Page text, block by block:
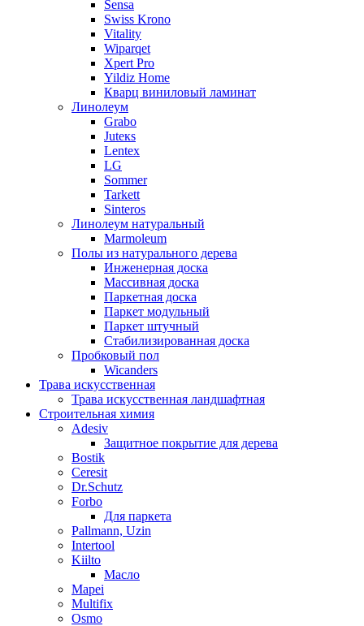
Sensa
Swiss Krono
Vitality
Wiparqet
Xpert Pro
Yildiz Home
Кварц виниловый ламинат
Линолеум
Grabo
Juteкs
Lentex
LG
Sommer
Tarkett
Sinteros
Линолеум натуральный
Marmoleum
Полы из натурального дерева
Инженерная доска
Массивная доска
Паркетная доска
Паркет модульный
Паркет штучный
Стабилизированная доска
Пробковый пол
Wicanders
Трава искусственная
Трава искусственная ландшафтная
Строительная химия
Adesiv
Защитное покрытие для дерева
Bostik
Ceresit
Dr.Schutz
Forbo
Для паркета
Pallmann, Uzin
Intertool
Kiilto
Масло
Mapei
Multifix
Osmo